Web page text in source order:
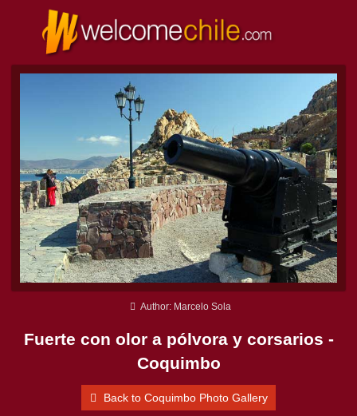
Author: Marcelo Sola
Fuerte con olor a pólvora y corsarios -
Coquimbo
Back to Coquimbo Photo Gallery